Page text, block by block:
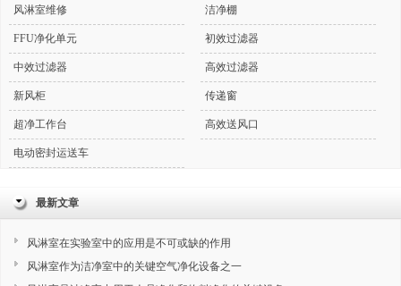
风淋室维修 洁净棚
FFU净化单元 初效过滤器
中效过滤器 高效过滤器
新风柜 传递窗
超净工作台 高效送风口
电动密封运送车
最新文章
风淋室在实验室中的应用是不可或缺的作用
风淋室作为洁净室中的关键空气净化设备之一